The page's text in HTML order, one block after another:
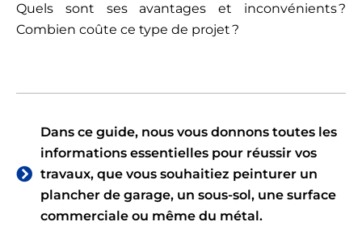
Quels sont ses avantages et inconvénients ?
Combien coûte ce type de projet ?
Dans ce guide, nous vous donnons toutes les
informations essentielles pour réussir vos
travaux, que vous souhaitiez peinturer un
plancher de garage, un sous-sol, une surface
commerciale ou même du métal.